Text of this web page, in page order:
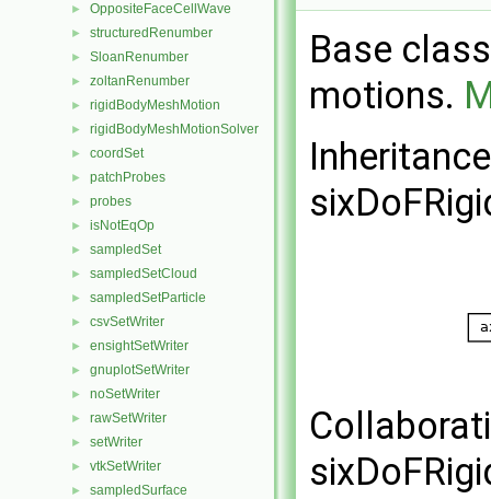
► OppositeFaceCellWave
► structuredRenumber
► SloanRenumber
► zoltanRenumber
► rigidBodyMeshMotion
► rigidBodyMeshMotionSolver
► coordSet
► patchProbes
► probes
► isNotEqOp
► sampledSet
► sampledSetCloud
► sampledSetParticle
► csvSetWriter
► ensightSetWriter
► gnuplotSetWriter
► noSetWriter
► rawSetWriter
► setWriter
► vtkSetWriter
► sampledSurface
Base
motions.